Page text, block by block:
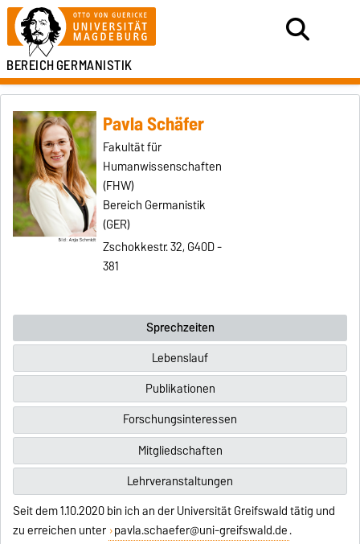
BEREICHGERMANISTIK
Pavla Schäfer
Fakultät für
Humanwissenschaften
(FHW)
Bereich Germanistik
(GER)
Zschokkestr. 32, G40D -
381
Sprechzeiten
Lebenslauf
Publikationen
Forschungsinteressen
Mitgliedschaften
Lehrveranstaltungen
Seit dem 1.10.2020 bin ich an der Universität Greifswald tätig und
zu erreichen unter pavla.schaefer@uni-greifswald.de.